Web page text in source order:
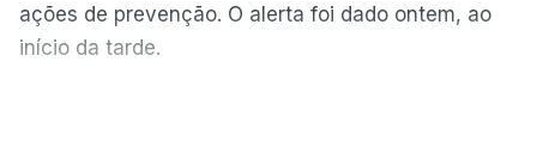
ações de prevenção. O alerta foi dado ontem, ao
início da tarde.